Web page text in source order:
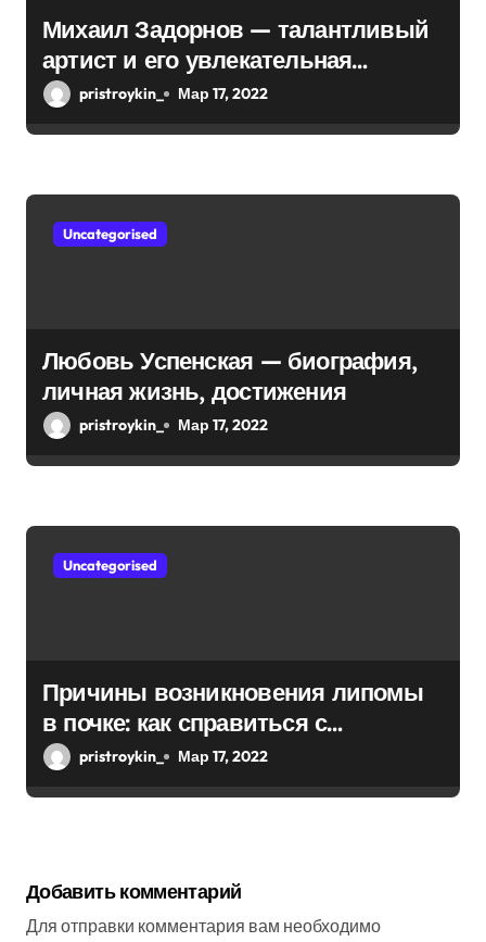
и
я
м
Михаил Задорнов — талантливый
артист и его увлекательная
биография — выдающиеся
pristroykin_ Мар 17, 2022
Uncategorised
Любовь Успенская — биография,
личная жизнь, достижения
pristroykin_ Мар 17, 2022
Uncategorised
Причины возникновения липомы
в почке: как справиться с
болезнью
pristroykin_ Мар 17, 2022
Добавить комментарий
Для отправки комментария вам необходимо